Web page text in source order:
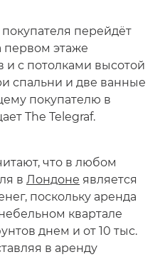
перейдёт
первом этаже
и с потолками высотой
спальни и две ванные
покупателю в
The Telegraf.
что в любом
в Лондоне является
поскольку аренда
квартале
днем и от 10 тыс.
в аренду